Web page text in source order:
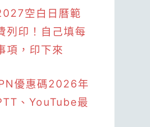
空白日曆範
列印！自己填每
項，印下來
優惠碼2026年
、YouTube最